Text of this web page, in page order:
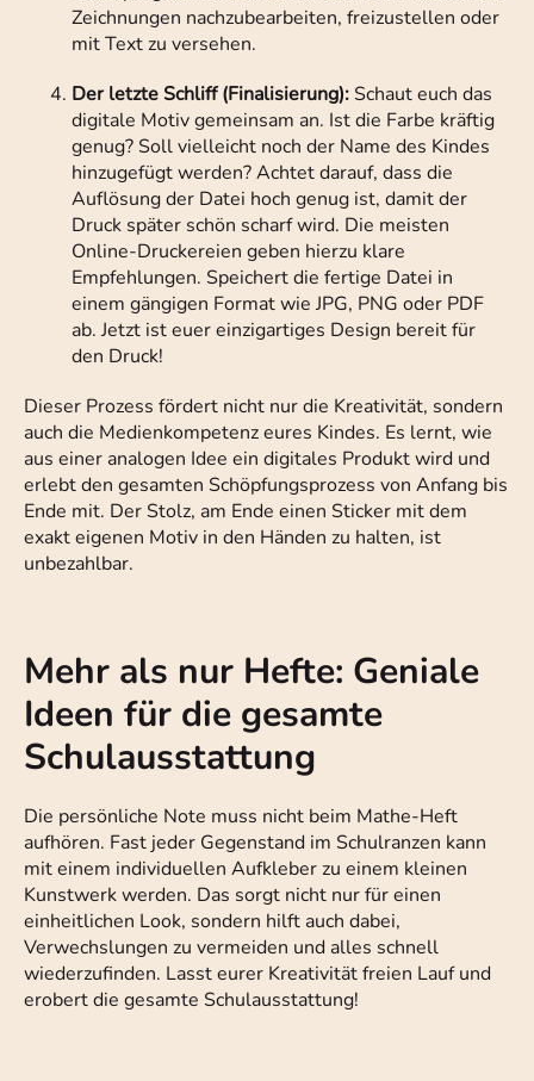
Zeichnungen nachzubearbeiten, freizustellen oder
mit Text zu versehen.
Der letzte Schliff (Finalisierung):Schaut euch das
digitale Motiv gemeinsam an. Ist die Farbe kräftig
genug? Soll vielleicht noch der Name des Kindes
hinzugefügt werden? Achtet darauf, dass die
Auflösung der Datei hoch genug ist, damit der
Druck später schön scharf wird. Die meisten
Online-Druckereien geben hierzu klare
Empfehlungen. Speichert die fertige Datei in
einem gängigen Format wie JPG, PNG oder PDF
ab. Jetzt ist euer einzigartiges Design bereit für
den Druck!
Dieser Prozess fördert nicht nur die Kreativität, sondern
auch die Medienkompetenz eures Kindes. Es lernt, wie
aus einer analogen Idee ein digitales Produkt wird und
erlebt den gesamten Schöpfungsprozess von Anfang bis
Ende mit. Der Stolz, am Ende einen Sticker mit dem
exakt eigenen Motiv in den Händen zu halten, ist
unbezahlbar.
Mehr als nur Hefte: Geniale
Ideen für die gesamte
Schulausstattung
Die persönliche Note muss nicht beim Mathe-Heft
aufhören. Fast jeder Gegenstand im Schulranzen kann
mit einem individuellen Aufkleber zu einem kleinen
Kunstwerk werden. Das sorgt nicht nur für einen
einheitlichen Look, sondern hilft auch dabei,
Verwechslungen zu vermeiden und alles schnell
wiederzufinden. Lasst eurer Kreativität freien Lauf und
erobert die gesamte Schulausstattung!